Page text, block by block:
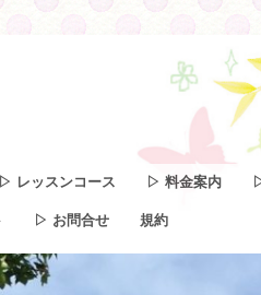
▷ レッスンコース ▷ 料金案内
▷ お問合せ 規約